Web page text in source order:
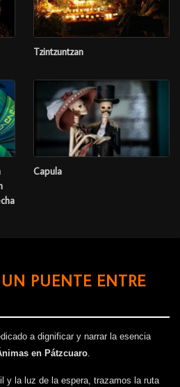
Tzintzuntzan
Capula
PUENTE ENTRE
a dignificar y narrar la esencia
en Pátzcuaro.
y la luz de la espera, trazamos la ruta